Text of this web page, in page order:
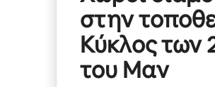
στην
Κύκλος των
του Μαν